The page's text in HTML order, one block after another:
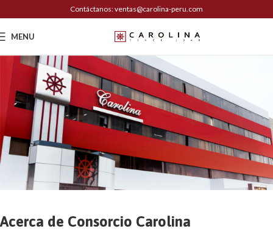
Contáctanos: ventas@carolina-peru.com
MENU
Acerca de Consorcio Carolina